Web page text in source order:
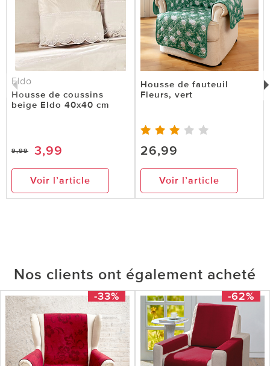
Eldo
Housse de coussins
beige Eldo 40x40 cm
9,99 3,99
Voir l’article
Housse de fauteuil
Fleurs, vert
26,99
Voir l’article
Nos clients ont également acheté
-33% -62%